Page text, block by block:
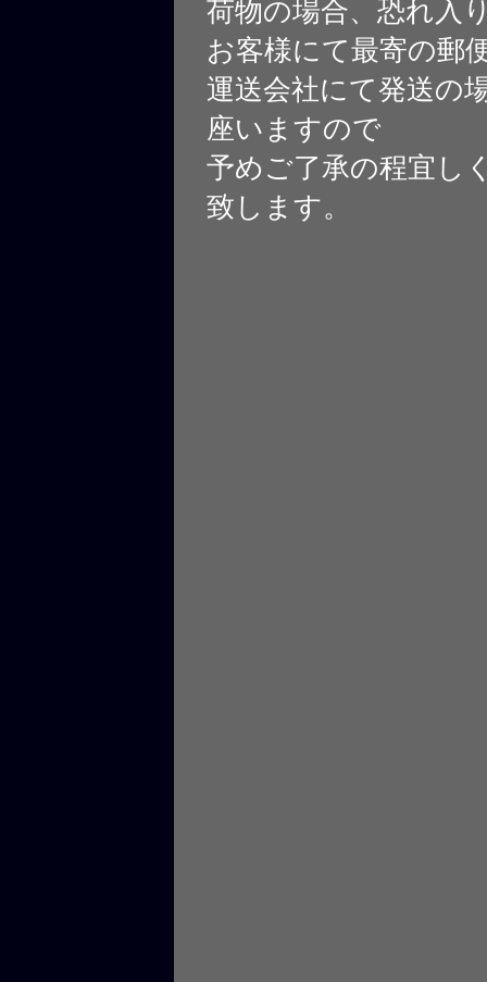
荷物の場合、恐れ入
お客様にて最寄の郵
運送会社にて発送の
座いますので
予めご了承の程宜し
致します。